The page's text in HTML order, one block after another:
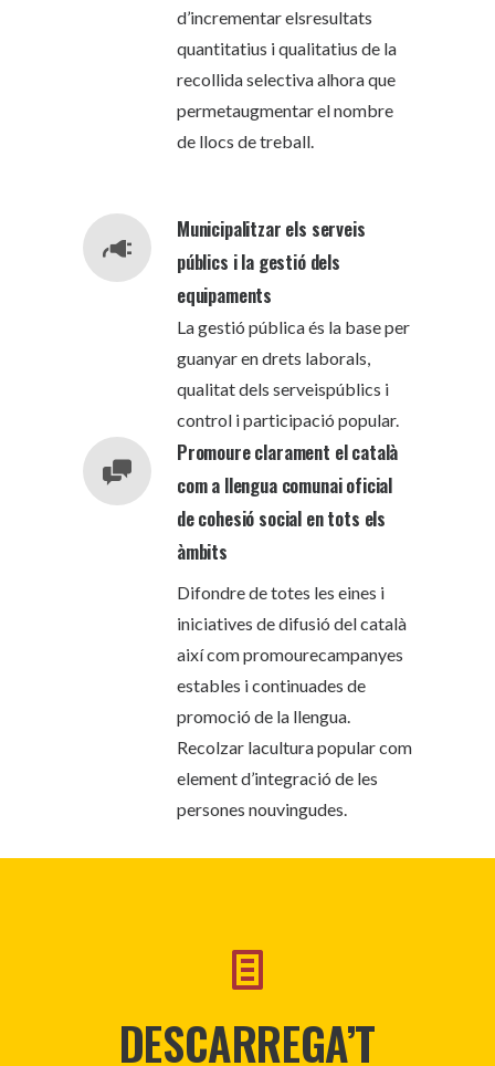
d’incrementar elsresultats
quantitatius i qualitatius de la
recollida selectiva alhora que
permetaugmentar el nombre
de llocs de treball.
Municipalitzar els serveis
públics i la gestió dels
equipaments
La gestió pública és la base per
guanyar en drets laborals,
qualitat dels serveispúblics i
control i participació popular.
Promoure clarament el català
com a llengua comunai oficial
de cohesió social en tots els
àmbits
Difondre de totes les eines i
iniciatives de difusió del català
així com promourecampanyes
estables i continuades de
promoció de la llengua.
Recolzar lacultura popular com
element d’integració de les
persones nouvingudes.
DESCARREGA’T